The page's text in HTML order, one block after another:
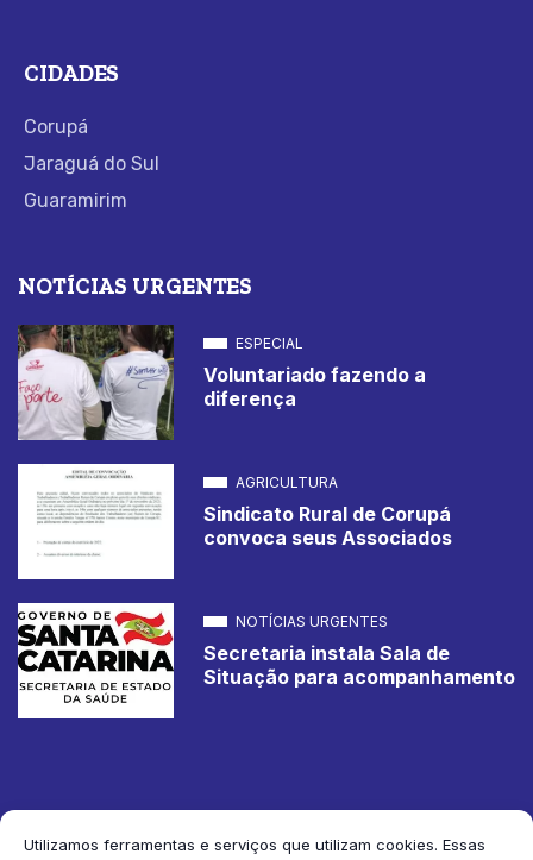
Utilizamos ferramentas e serviços que utilizam cookies. Essas
CIDADES
Corupá
Jaraguá do Sul
Guaramirim
NOTÍCIAS URGENTES
ESPECIAL
Voluntariado fazendo a
diferença
AGRICULTURA
Sindicato Rural de Corupá
convoca seus Associados
NOTÍCIAS URGENTES
Secretaria instala Sala de
Situação para acompanhamento